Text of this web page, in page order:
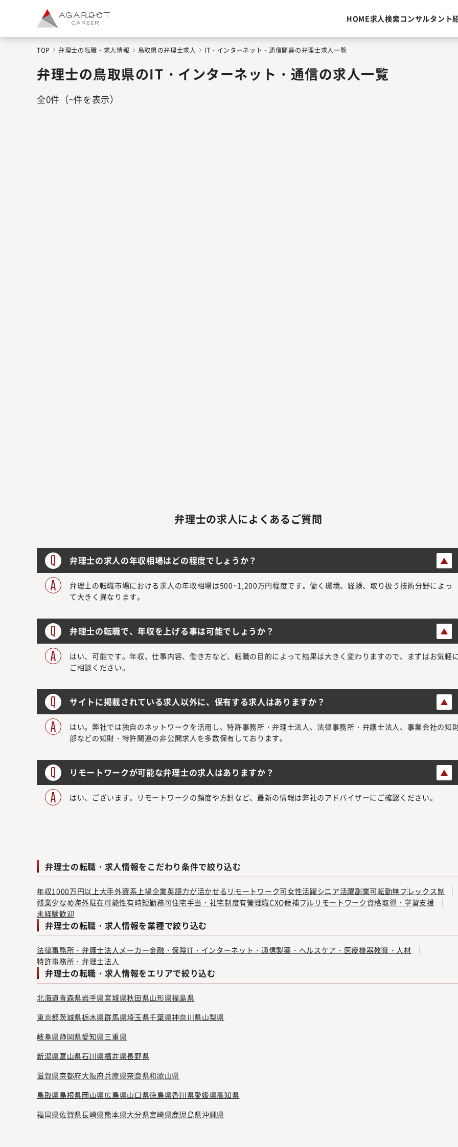
HOME求人検索コンサルタント
TOP 弁理士の転職・求人情報 鳥取県の弁理士求人 IT・インターネット・通信関連の弁理士求人一覧
弁理士の鳥取県のIT・インターネット・通信の求人一覧
全0件 （~件を表示）
弁理士の求人によくあるご質問
弁理士の求人の年収相場はどの程度でしょうか？
弁理士の転職市場における求人の年収相場は500~1,200万円程度です。働く環境、経験、取り扱う技術分野によっ
て大きく異なります。
弁理士の転職で、年収を上げる事は可能でしょうか？
はい、可能です。年収、仕事内容、働き方など、転職の目的によって結果は大きく変わりますので、まずはお気軽
ご相談ください。
サイトに掲載されている求人以外に、保有する求人はありますか？
はい。弊社では独自のネットワークを活用し、特許事務所・弁理士法人、法律事務所・弁護士法人、事業会社の知
部などの知財・特許関連の非公開求人を多数保有しております。
リモートワークが可能な弁理士の求人はありますか？
はい、ございます。リモートワークの頻度や方針など、最新の情報は弊社のアドバイザーにご確認ください。
弁理士の転職・求人情報をこだわり条件で絞り込む
年収1000万円以上大手外資系 上場企業英語力が活かせる リモートワーク可女性活躍シニア活躍副業可転勤無フレックス制
残業少なめ海外駐在可能性有時短勤務可住宅手当・社宅制度有管理職CXO候補フルリモートワーク資格取得・学習支援
未経験歓迎
弁理士の転職・求人情報を業種で絞り込む
法律事務所・弁護士法人 メーカー金融・保険IT・インターネット・通信製薬・ヘルスケア・医療機器教育・人材
特許事務所・弁理士法人
弁理士の転職・求人情報をエリアで絞り込む
北海道青森県岩手県宮城県秋田県山形県福島県
東京都茨城県栃木県群馬県埼玉県千葉県神奈川県山梨県
岐阜県静岡県愛知県三重県
新潟県富山県石川県福井県長野県
滋賀県京都府大阪府兵庫県奈良県和歌山県
鳥取県島根県岡山県広島県山口県徳島県香川県愛媛県高知県
福岡県佐賀県長崎県熊本県大分県宮崎県鹿児島県沖縄県